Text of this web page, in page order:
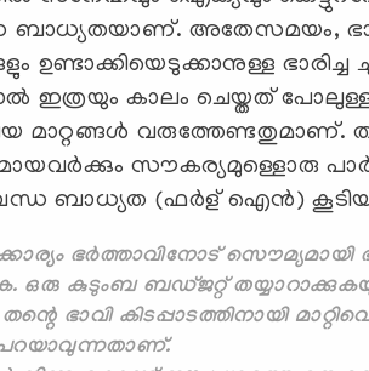
ബാധ്യതയാണ്. അതേസമയം,
ഉണ്ടാക്കിയെടുക്കാനുള്ള ഭാരിച്ച
ഇത്രയും കാലം ചെയ്തത്
മാറ്റങ്ങള്‍ വരുത്തേണ്ടതുമാണ്.
സൗകര്യമുള്ളൊരു
ബാധ്യത (ഫര്‍ള് ഐന്‍)
ഭർത്താവിനോട് സൌമ്യമായി
ഒരു കുടുംബ ബഡ്ജറ്റ്
ഭാവി കിടപ്പാടത്തിനായി